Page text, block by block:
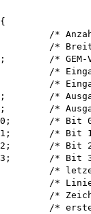
/*
/*
/* GEM-
/*
/*
/*
/*
/* Bit
/* Bit
/* Bit
/* Bit
/*
/*
/*
/*